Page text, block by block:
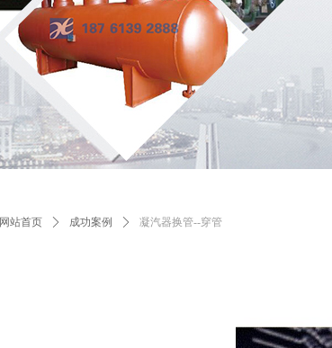
网站首页 ꄲ 成功案例 ꄲ 凝汽器换管--穿管